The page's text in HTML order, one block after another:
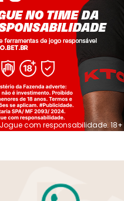
Jogue com responsabilidade. 18+